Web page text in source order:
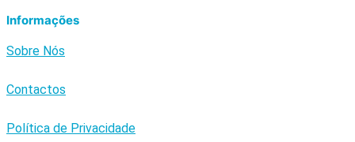
Informações
Sobre Nós
Contactos
Política de Privacidade